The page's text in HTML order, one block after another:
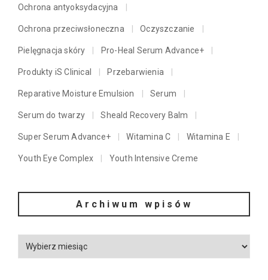
Ochrona antyoksydacyjna
Ochrona przeciwsłoneczna Oczyszczanie
Pielęgnacja skóry Pro-Heal Serum Advance+
Produkty iS Clinical Przebarwienia
Reparative Moisture Emulsion Serum
Serum do twarzy Sheald Recovery Balm
Super Serum Advance+ Witamina C Witamina E
Youth Eye Complex Youth Intensive Creme
Archiwum wpisów